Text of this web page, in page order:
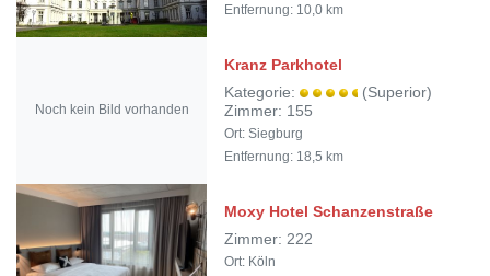
Entfernung: 10,0 km
Noch kein Bild vorhanden
Kranz Parkhotel
Kategorie:
(Superior)
Zimmer: 155
Ort: Siegburg
Entfernung: 18,5 km
Moxy Hotel Schanzenstraße
Zimmer: 222
Ort: Köln